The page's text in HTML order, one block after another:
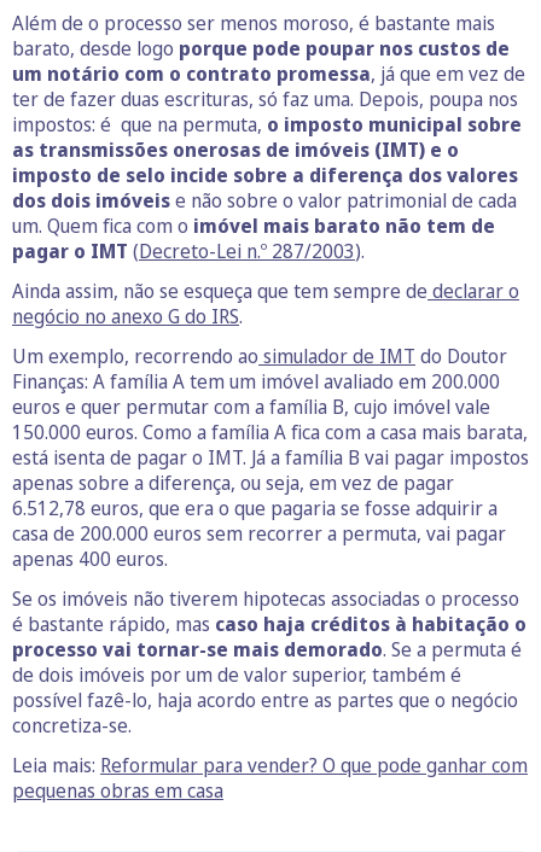
Além de o processo ser menos moroso, é bastante mais
barato, desde logo porque pode poupar nos custos de
um notário com o contrato promessa, já que em vez de
ter de fazer duas escrituras, só faz uma. Depois, poupa nos
impostos: é que na permuta, o imposto municipal sobre
as transmissões onerosas de imóveis (IMT) e o
imposto de selo incide sobre a diferença dos valores
dos dois imóveise não sobre o valor patrimonial de cada
um. Quem fica com o imóvel mais barato não tem de
pagar o IMT (Decreto-Lei n.º 287/2003).
Ainda assim, não se esqueça que tem sempre de declarar o
negócio no anexo G do IRS.
Um exemplo, recorrendo ao simulador de IMT do Doutor
Finanças: A família A tem um imóvel avaliado em 200.000
euros e quer permutar com a família B, cujo imóvel vale
150.000 euros. Como a família A fica com a casa mais barata,
está isenta de pagar o IMT. Já a família B vai pagar impostos
apenas sobre a diferença, ou seja, em vez de pagar
6.512,78 euros, que era o que pagaria se fosse adquirir a
casa de 200.000 euros sem recorrer a permuta, vai pagar
apenas 400 euros.
Se os imóveis não tiverem hipotecas associadas o processo
é bastante rápido, mas caso haja créditos à habitação o
processo vai tornar-se mais demorado. Se a permuta é
de dois imóveis por um de valor superior, também é
possível fazê-lo, haja acordo entre as partes que o negócio
concretiza-se.
Leia mais: Reformular para vender? O que pode ganhar com
pequenas obras em casa